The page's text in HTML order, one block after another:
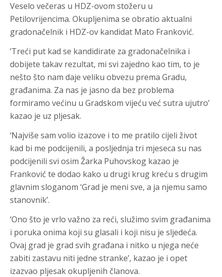
Veselo večeras u HDZ-ovom stožeru u
Petilovrijencima. Okupljenima se obratio aktualni
gradonačelnik i HDZ-ov kandidat Mato Franković.
‘Treći put kad se kandidirate za gradonačelnika i
dobijete takav rezultat, mi svi zajedno kao tim, to je
nešto što nam daje veliku obvezu prema Gradu,
građanima. Za nas je jasno da bez problema
formiramo većinu u Gradskom vijeću već sutra ujutro’
kazao je uz pljesak.
‘Najviše sam volio izazove i to me pratilo cijeli život
kad bi me podcijenili, a posljednja tri mjeseca su nas
podcijenili svi osim Žarka Puhovskog kazao je
Franković te dodao kako u drugi krug kreću s drugim
glavnim sloganom ‘Grad je meni sve, a ja njemu samo
stanovnik’.
‘Ono što je vrlo važno za reći, služimo svim građanima
i poruka onima koji su glasali i koji nisu je sljedeća.
Ovaj grad je grad svih građana i nitko u njega neće
zabiti zastavu niti jedne stranke’, kazao je i opet
izazvao pljesak okupljenih članova.